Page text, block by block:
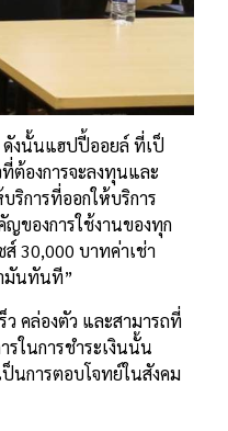
งนั้นแฮปปี้ออยล์ ที่เป็
ต้องการจะลงทุนและ
การที่ออกให้บริการ
ของการใช้งานของทุก
30,000 บาทค่าเช่า
มันทันที”
คล่องตัว และสามารถที่
รในการชำระเงินนั้น
ป็นการตอบโจทย์ในสังคม